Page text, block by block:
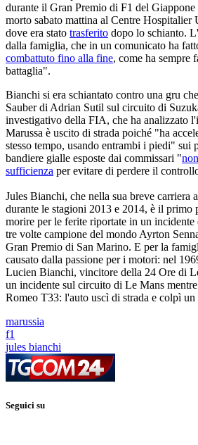
durante il Gran Premio di F1 del
morto sabato mattina al Centre Hospitalier
dove era stato trasferito dopo lo schianto.
dalla famiglia, che in un comunicato ha
combattuto fino alla fine, come ha sempre
battaglia".
Bianchi si era schiantato contro una gru
Sauber di Adrian Sutil sul circuito di
investigativo della FIA, che ha analizzato
Marussa è uscito di strada poiché "ha
stesso tempo, usando entrambi i piedi" sui
bandiere gialle esposte dai commissari "
sufficienza per evitare di perdere il
Jules Bianchi, che nella sua breve carriera
durante le stagioni 2013 e 2014, è il primo
morire per le ferite riportate in un
tre volte campione del mondo Ayrton
Gran Premio di San Marino. E per la
causato dalla passione per i motori: nel
Lucien Bianchi, vincitore della 24 Ore di
un incidente sul circuito di Le Mans
Romeo T33: l'auto uscì di strada e colpì
marussia
f1
jules bianchi
Seguici su